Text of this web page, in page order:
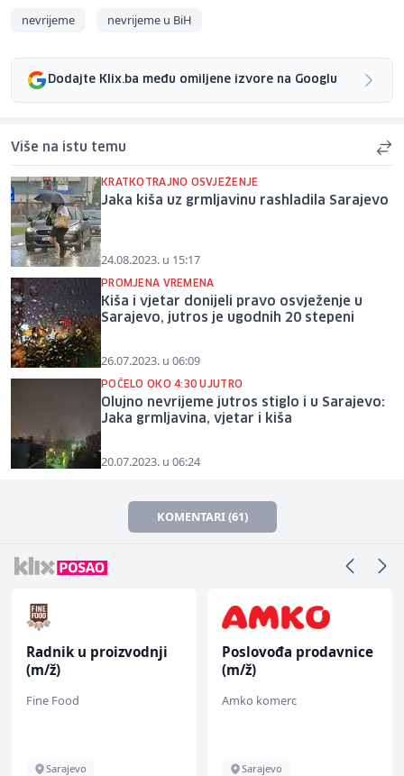
nevrijeme nevrijeme u BiH
Dodajte Klix.ba među omiljene izvore na Googlu
Više na istu temu
KRATKOTRAJNO OSVJEŽENJE
Jaka kiša uz grmljavinu rashladila Sarajevo
24.08.2023. u 15:17
PROMJENA VREMENA
Kiša i vjetar donijeli pravo osvježenje u
Sarajevo, jutros je ugodnih 20 stepeni
26.07.2023. u 06:09
POČELO OKO 4:30 UJUTRO
Olujno nevrijeme jutros stiglo i u Sarajevo:
Jaka grmljavina, vjetar i kiša
20.07.2023. u 06:24
KOMENTARI (61)
Radnik u proizvodnji
(m/ž)
Fine Food
Sarajevo
Poslovođa prodavnice
(m/ž)
Amko komerc
Sarajevo